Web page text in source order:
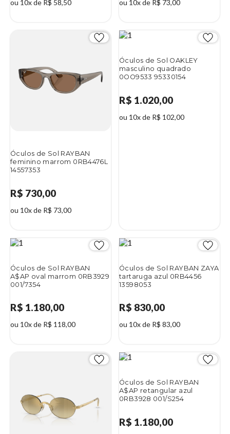
ou 10x de R$ 58,50 ou 10x de R$ 73,00
Óculos de Sol RAYBAN
feminino marrom 0RB4476L
14557353
R$ 730,00
ou 10x de R$ 73,00
Óculos de Sol OAKLEY
masculino quadrado
0OO9533 95330154
R$ 1.020,00
ou 10x de R$ 102,00
Óculos de Sol RAYBAN
A$AP oval marrom 0RB3929
001/7354
R$ 1.180,00
ou 10x de R$ 118,00
Óculos de Sol RAYBAN ZAYA
tartaruga azul 0RB4456
13598053
R$ 830,00
ou 10x de R$ 83,00
Óculos de Sol RAYBAN
A$AP retangular azul
0RB3928 001/S254
R$ 1.180,00